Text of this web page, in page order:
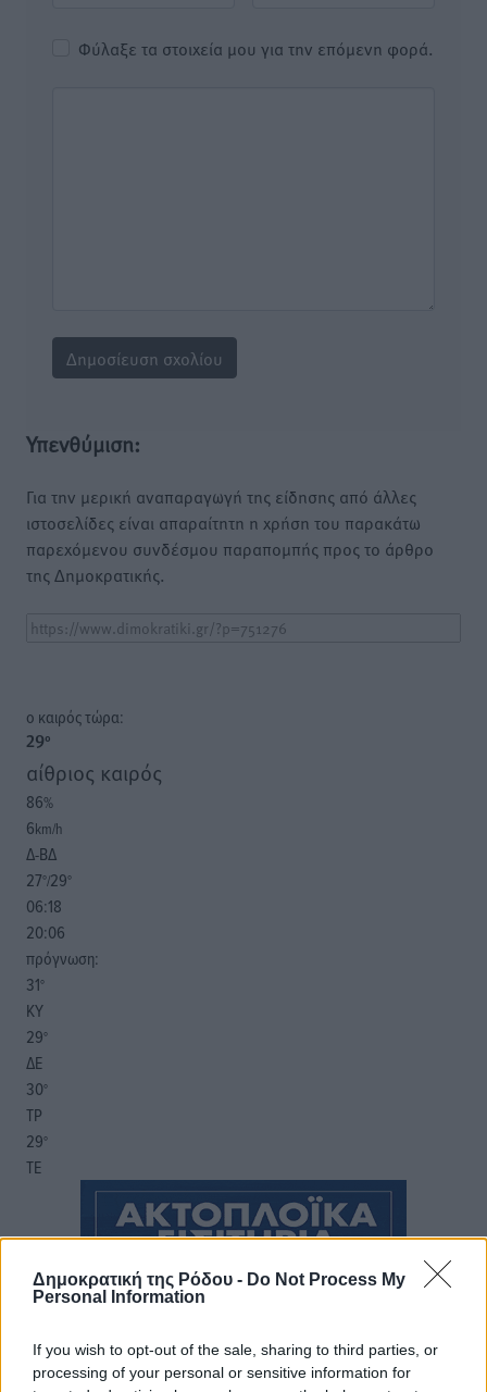
Δημοκρατική της Ρόδου - Do Not Process My
Personal Information
If you wish to opt-out of the sale, sharing to third parties, or
processing of your personal or sensitive information for
Φύλαξε τα στοιχεία μου για την επόμενη φορά.
Υπενθύμιση:
Για την μερική αναπαραγωγή της είδησης από άλλες
ιστοσελίδες είναι απαραίτητη η χρήση του παρακάτω
παρεχόμενου συνδέσμου παραπομπής προς το άρθρο
της Δημοκρατικής.
o καιρός τώρα:
29°
αίθριος καιρός
86%
6km/h
Δ-ΒΔ
27°/29°
06:18
20:06
πρόγνωση:
31°
ΚΥ
29°
ΔΕ
30°
ΤΡ
29°
ΤΕ